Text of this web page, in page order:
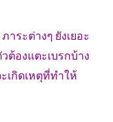
ระต่างๆ ยังเยอะ
ต้องแตะเบรกบ้าง
เกิดเหตุที่ทำให้